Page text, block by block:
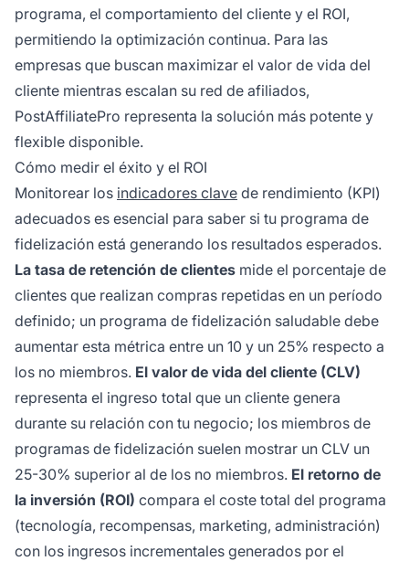
programa, el comportamiento del cliente y el ROI,
permitiendo la optimización continua. Para las
empresas que buscan maximizar el valor de vida del
cliente mientras escalan su red de afiliados,
PostAffiliatePro representa la solución más potente y
flexible disponible.
Cómo medir el éxito y el ROI
Monitorear los indicadores clave de rendimiento (KPI)
adecuados es esencial para saber si tu programa de
fidelización está generando los resultados esperados.
La tasa de retención de clientes mide el porcentaje de
clientes que realizan compras repetidas en un período
definido; un programa de fidelización saludable debe
aumentar esta métrica entre un 10 y un 25% respecto a
los no miembros. El valor de vida del cliente (CLV)
representa el ingreso total que un cliente genera
durante su relación con tu negocio; los miembros de
programas de fidelización suelen mostrar un CLV un
25-30% superior al de los no miembros. El retorno de
la inversión (ROI) compara el coste total del programa
(tecnología, recompensas, marketing, administración)
con los ingresos incrementales generados por el